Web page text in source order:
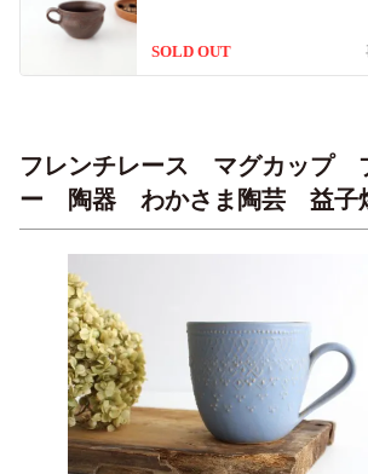
SOLD OUT
フレンチレース マグカップ
ー 陶器 わかさま陶芸 益子